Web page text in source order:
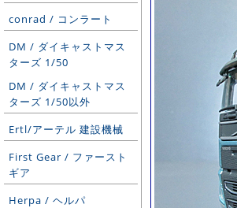
conrad / コンラート
DM / ダイキャストマス
ターズ 1/50
DM / ダイキャストマス
ターズ 1/50以外
Ertl/アーテル 建設機械
First Gear / ファースト
ギア
Herpa / ヘルパ